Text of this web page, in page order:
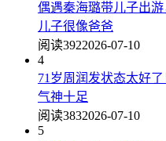
偶遇秦海璐带儿子出
儿子很像爸爸
阅读3922026-07-10
4
71岁周润发状态太好
气神十足
阅读3832026-07-10
5